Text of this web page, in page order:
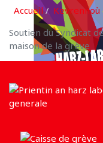
Accueil
Soutien du Syndicat
maison de la grève